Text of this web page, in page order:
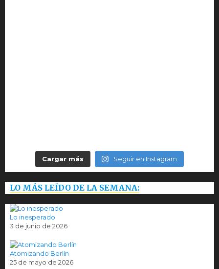
Cargar más Seguir en Instagram
LO MÁS LEÍDO DE LA SEMANA:
Lo inesperado
3 de junio de 2026
Atomizando Berlín
25 de mayo de 2026